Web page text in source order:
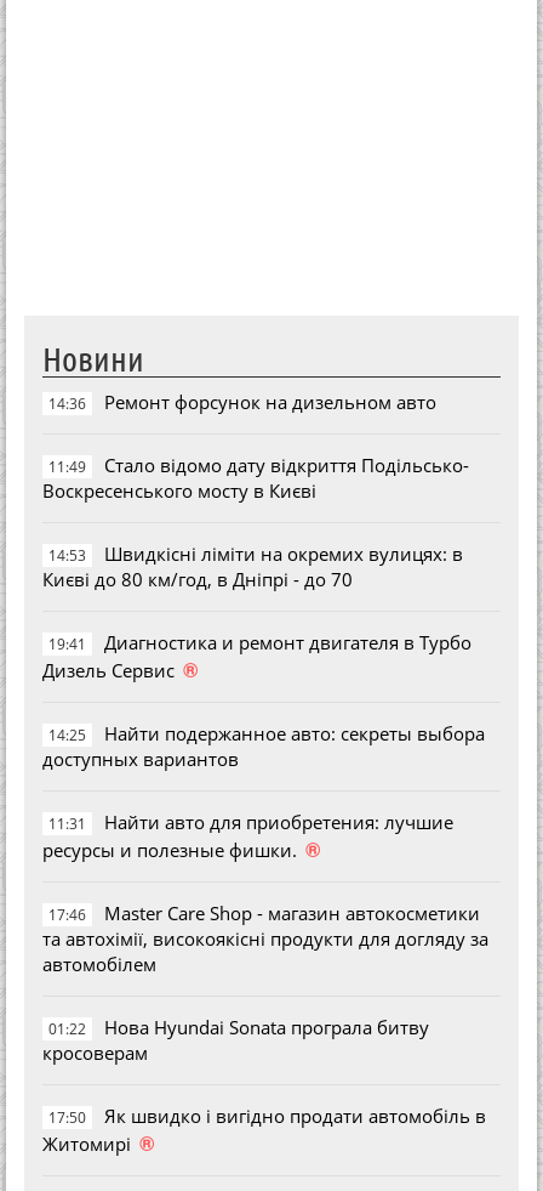
Новини
14:36 Ремонт форсунок на дизельном авто
11:49
Стало відомо дату відкриття Подільсько-
Воскресенського мосту в Києві
14:53
Швидкісні ліміти на окремих вулицях: в
Києві до 80 км/год, в Дніпрі - до 70
19:41
Диагностика и ремонт двигателя в Турбо
Дизель Сервис ®
14:25
Найти подержанное авто: секреты выбора
доступных вариантов
11:31
Найти авто для приобретения: лучшие
ресурсы и полезные фишки. ®
17:46
Master Care Shop - магазин автокосметики
та автохімії, високоякісні продукти для догляду за
автомобілем
01:22
Нова Hyundai Sonata програла битву
кросоверам
17:50
Як швидко і вигідно продати автомобіль в
Житомирі ®